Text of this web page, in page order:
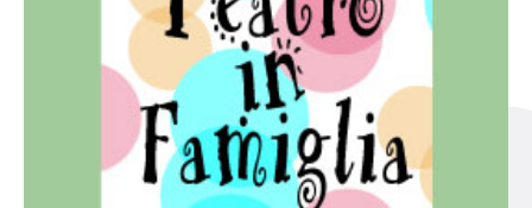
Teatro in famiglia
Teatro In Famiglia è una rassegna di teatro concepita
per far condividere e godere del teatro all’intera
famiglia.
Continua